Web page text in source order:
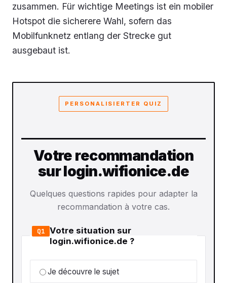
zusammen. Für wichtige Meetings ist ein mobiler
Hotspot die sicherere Wahl, sofern das
Mobilfunknetz entlang der Strecke gut
ausgebaut ist.
PERSONALISIERTER QUIZ
Votre recommandation
sur login.wifionice.de
Quelques questions rapides pour adapter la
recommandation à votre cas.
Q1 Votre situation sur
login.wifionice.de ?
Je découvre le sujet